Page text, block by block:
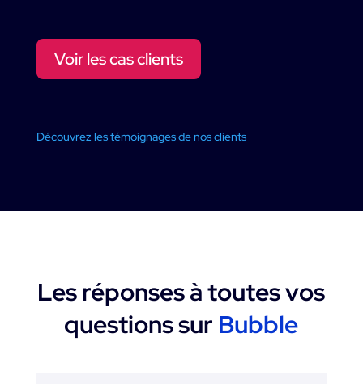
Voir les cas clients
Découvrez les témoignages de nos clients
Les réponses à toutes vos
questions sur Bubble